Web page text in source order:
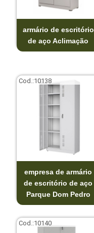
armário de escritório
de aço Aclimação
Cod.:10138
empresa de armário
de escritório de aço
Parque Dom Pedro
Cod.:10140